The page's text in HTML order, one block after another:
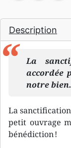
Description
La
accordée
notre bien.
La
petit ouvrage
bénédiction !